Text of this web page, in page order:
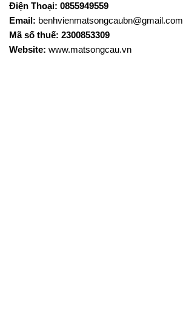
Điện Thoại: 0855949559
Email: benhvienmatsongcaubn@gmail.com
Mã số thuế: 2300853309
Website: www.matsongcau.vn